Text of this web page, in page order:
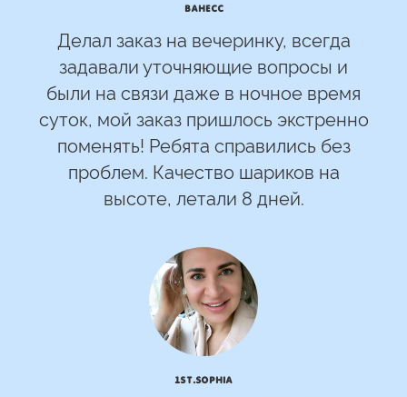
Ванесс
Делал заказ на вечеринку, всегда
задавали уточняющие вопросы и
были на связи даже в ночное время
суток, мой заказ пришлось экстренно
поменять! Ребята справились без
проблем. Качество шариков на
высоте, летали 8 дней.
1st.Sophia